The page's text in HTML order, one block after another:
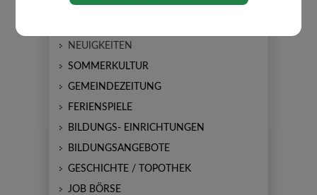
NEUIGKEITEN
SOMMERKULTUR
GEMEINDEZEITUNG
FERIENSPIELE
BILDUNGS- EINRICHTUNGEN
BILDUNGSANGEBOTE
GESCHICHTE / TOPOTHEK
JOB BÖRSE